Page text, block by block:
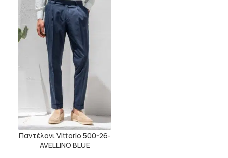
Παντέλονι Vittorio 500-26-
AVELLINO BLUE